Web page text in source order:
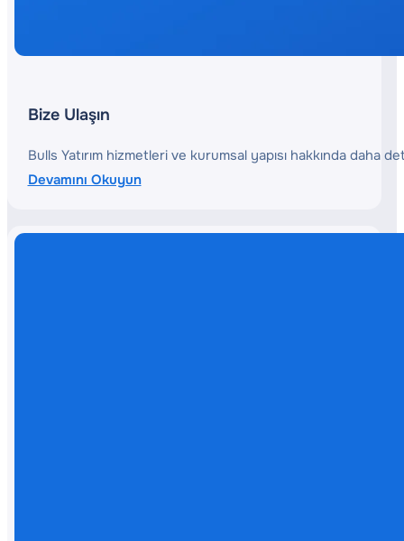
Bize Ulaşın
Bulls Yatırım hizmetleri ve kurumsal yapısı hakkında daha
Devamını Okuyun